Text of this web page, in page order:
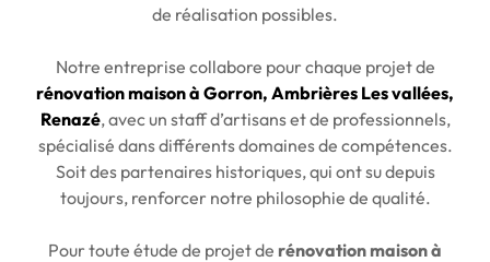
de réalisation possibles.
Notre entreprise collabore pour chaque projet de
rénovation maison à Gorron, Ambrières Les vallées,
Renazé, avec un staff d’artisans et de professionnels,
spécialisé dans différents domaines de compétences.
Soit des partenaires historiques, qui ont su depuis
toujours, renforcer notre philosophie de qualité.
Pour toute étude de projet de rénovation maison à